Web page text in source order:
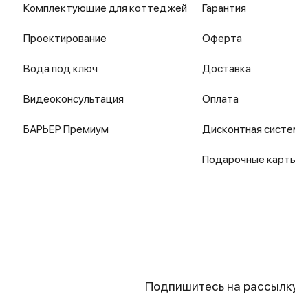
Комплектующие для коттеджей
Проектирование
Вода под ключ
Видеоконсультация
БАРЬЕР Премиум
Гарантия
Оферта
Доставка
Оплата
Дисконтная
Подарочные
Подпишитесь на